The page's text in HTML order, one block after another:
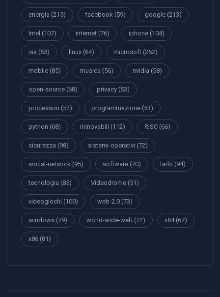
energia (215) facebook (59) google (213)
Intel (107) internet (76) iphone (104)
isa (53) linux (64) microsoft (262)
mobile (85) musica (56) nvidia (58)
open-source (68) privacy (53)
processori (52) programmazione (53)
python (68) rinnovabili (112) RISC (66)
sicurezza (98) sistemi-operativi (72)
social-network (95) software (70) tarlo (94)
tecnologia (85) Videodrome (51)
videogiochi (100) web-2.0 (73)
windows (79) world-wide-web (72) x64(67)
x86 (81)